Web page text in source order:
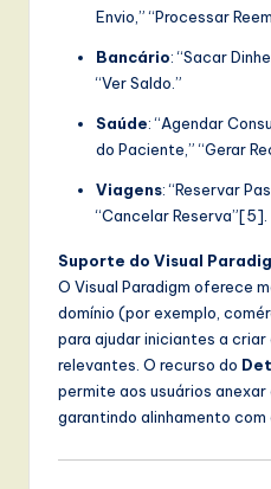
Envio,” “Processar
Bancário: “Sacar
“Ver Saldo.”
Saúde: “Agendar
do Paciente,” “Gerar
Viagens: “Reservar
“Cancelar Reserva”[5].
Suporte do Visual
O Visual Paradigm oferece
domínio (por exemplo,
para ajudar iniciantes a
relevantes. O recurso do
permite aos usuários anexar
garantindo alinhamento com